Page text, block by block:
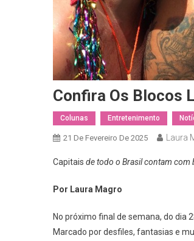
Confira Os Blocos
Colunas Entretenimento
21 De Fevereiro De 2025 Laura
Capitais de todo o Brasil contam com
Por Laura Magro
No próximo final de semana, do dia
Marcado por desfiles, fantasias e